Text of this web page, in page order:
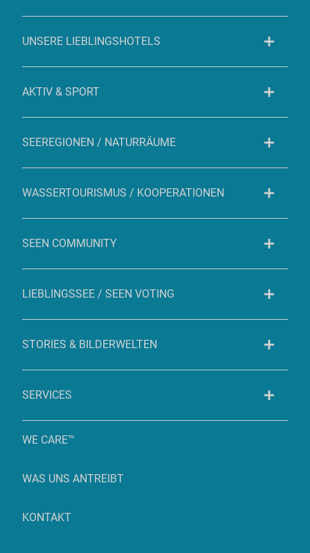
UNSERE LIEBLINGSHOTELS
AKTIV & SPORT
SEEREGIONEN / NATURRÄUME
WASSERTOURISMUS / KOOPERATIONEN
SEEN COMMUNITY
LIEBLINGSSEE / SEEN VOTING
STORIES & BILDERWELTEN
SERVICES
WE CARE™
WAS UNS ANTREIBT
KONTAKT